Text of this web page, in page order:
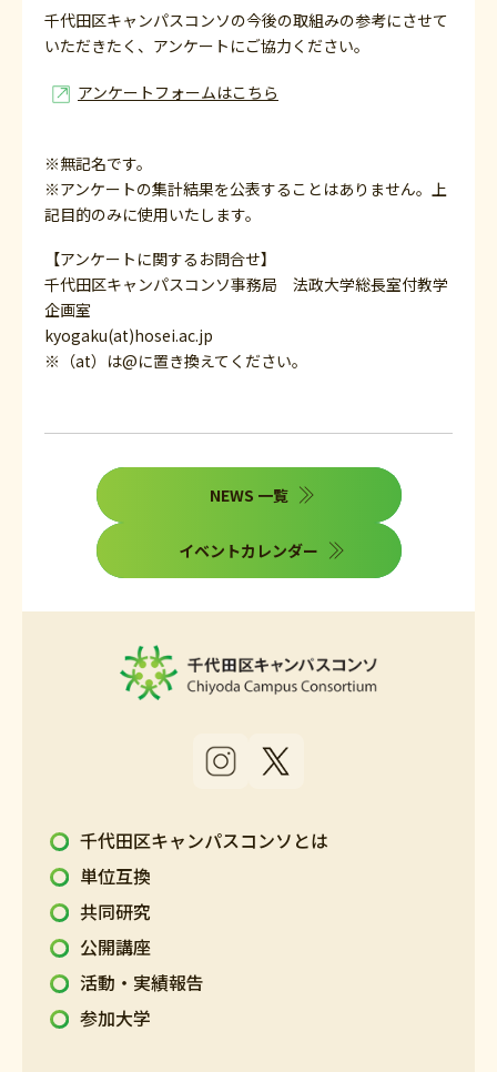
千代田区キャンパスコンソの今後の取組みの参考にさせて
いただきたく、アンケートにご協力ください。
アンケートフォームはこちら
※無記名です。
※アンケートの集計結果を公表することはありません。上
記目的のみに使用いたします。
【アンケートに関するお問合せ】
千代田区キャンパスコンソ事務局 法政大学総長室付教学
企画室
kyogaku(at)hosei.ac.jp
※（at）は@に置き換えてください。
NEWS 一覧
イベントカレンダー
千代田区キャンパスコンソとは
単位互換
共同研究
公開講座
活動・実績報告
参加大学